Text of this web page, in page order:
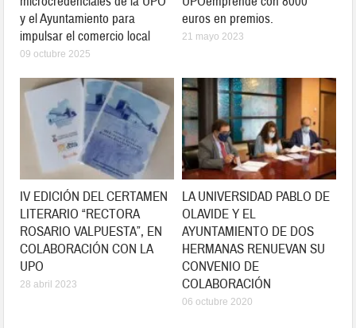
y el Ayuntamiento para
impulsar el comercio local
09 octubre 2025
euros en premios.
21 mayo 2023
IV EDICIÓN DEL CERTAMEN
LITERARIO “RECTORA
ROSARIO VALPUESTA”, EN
COLABORACIÓN CON LA
UPO
28 abril 2023
LA UNIVERSIDAD PABLO DE
OLAVIDE Y EL
AYUNTAMIENTO DE DOS
HERMANAS RENUEVAN SU
CONVENIO DE
COLABORACIÓN
06 octubre 2020